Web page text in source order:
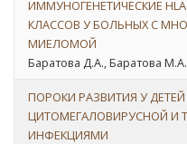
ИMMУНОГЕНЕТИЧЕСКИЕ
КЛАССОВ У БОЛЬНЫХ С
МИЕЛОМОЙ
Баратова Д.А., Баратова М.А.
ПОРОКИ РАЗВИТИЯ У
ЦИТОМЕГАЛОВИРУСНОЙ И
ИНФЕКЦИЯМИ